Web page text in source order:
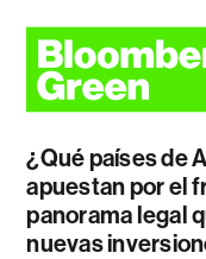
¿Qué países de
apuestan por el
panorama legal
nuevas